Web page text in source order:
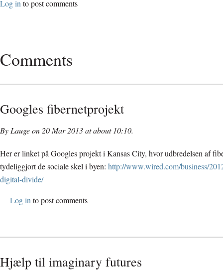
Log in to post comments
Comments
Googles fibernetprojekt
By Lauge on 20 Mar 2013 at about 10:10.
Her er linket på Googles projekt i Kansas City, hvor udbredelsen af
tydeliggjort de sociale skel i byen: http://www.wired.com/business/
digital-divide/
Log in to post comments
Hjælp til imaginary futures